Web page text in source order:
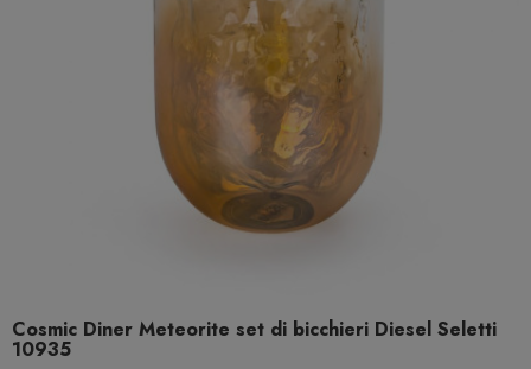
Cosmic Diner Meteorite set di bicchieri Diesel Seletti
10935